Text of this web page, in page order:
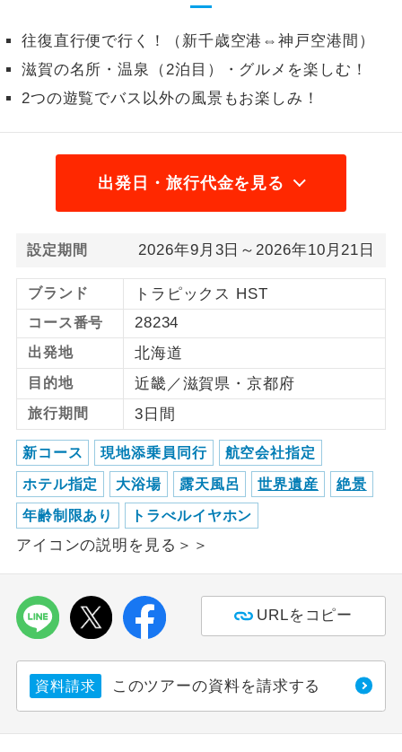
往復直行便で行く！（新千歳空港⇔神戸空港間）
滋賀の名所・温泉（2泊目）・グルメを楽しむ！
2つの遊覧でバス以外の風景もお楽しみ！
出発日・旅行代金を見る
設定期間 2026年9月3日～2026年10月21日
ブランド トラピックス HST
コース番号 28234
出発地 北海道
目的地 近畿／滋賀県・京都府
旅行期間 3日間
新コース 現地添乗員同行 航空会社指定
ホテル指定 大浴場 露天風呂 世界遺産 絶景
年齢制限あり トラべルイヤホン
アイコンの説明を見る＞＞
URLをコピー
資料請求 このツアーの資料を請求する
だけます。
トラベルイヤ
ホン
周りの音を気にせず、ガイドさんの説明
をじっくり聞くことができます。
す。
2名様催行
す。
加限定
スです。
1名様1室同代
金
1名様1室利用でも追加料金がかからない
コースです。
ご夫婦限定
ご夫婦限定でご参加いただけるコースで
す。
女性限定
女性限定でご参加いただけるコースで
す。
年齢制限あり
ご参加にあたり年齢に制限があるコース
です。
航空会社指定
利用航空会社が指定なので、ご出発の計
画にとても便利です。
す。
おひとり様バ
おひとり様でバス席を2席利⽤できま